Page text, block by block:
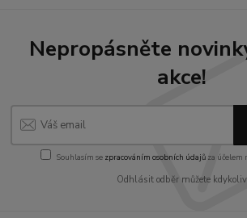
Nepropásněte
akce!
Souhlasím se zpracováním osobních údajůza účelem
Odhlásit odběr můžete kdykoliv